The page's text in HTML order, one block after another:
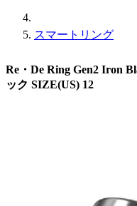
スマートリング
Re・De Ring Gen2 Iron
ック SIZE(US) 12